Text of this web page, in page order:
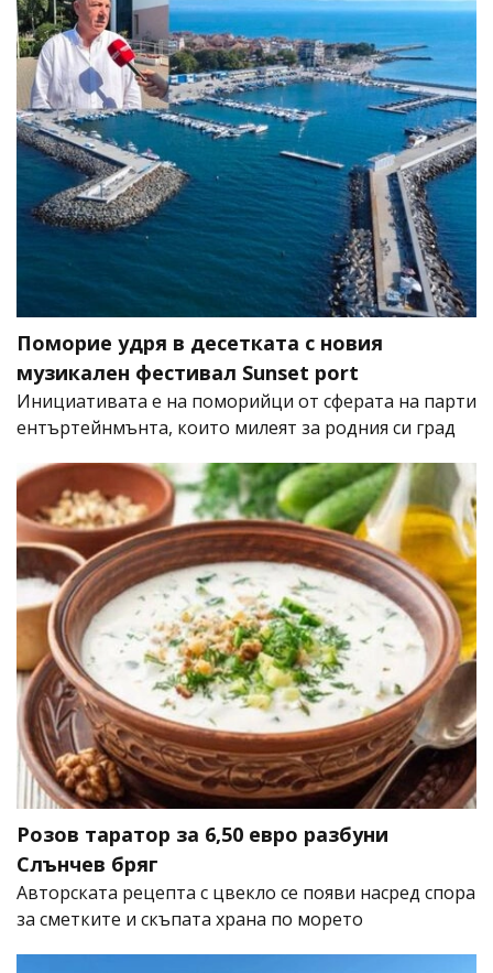
Поморие удря в десетката с новия
музикален фестивал Sunset port
Инициативата е на поморийци от сферата на парти
ентъртейнмънта, които милеят за родния си град
Розов таратор за 6,50 евро разбуни
Слънчев бряг
Авторската рецепта с цвекло се появи насред спора
за сметките и скъпата храна по морето